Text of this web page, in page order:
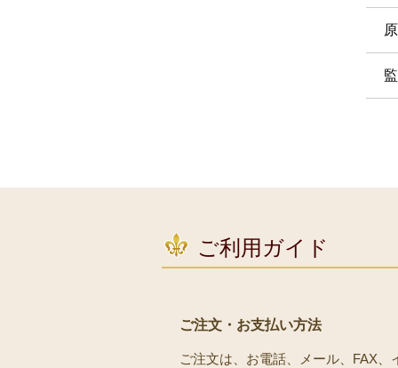
ご利用ガイド
ご注文・お支払い方法
ご注文は、お電話、メール、FAX、